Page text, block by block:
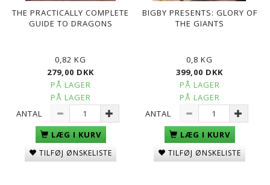
THE PRACTICALLY COMPLETE
GUIDE TO DRAGONS
0,82 KG
279,00 DKK
PÅ LAGER
PÅ LAGER
ANTAL
LÆG I KURV
TILFØJ ØNSKELISTE
BIGBY PRESENTS: GLORY OF
THE GIANTS
0,8 KG
399,00 DKK
PÅ LAGER
PÅ LAGER
ANTAL
LÆG I KURV
TILFØJ ØNSKELISTE